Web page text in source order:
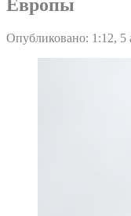
Европы
Опубликовано: 1:12,